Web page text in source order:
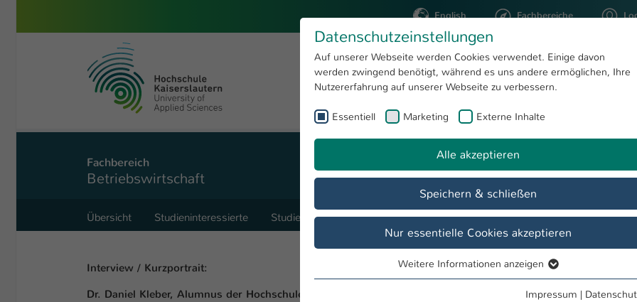
English Fachbereiche
Hochschule Kaiserslautern
STUDIUM FORSCHUNG
Sie sind hier:
Betriebswirtschaft Interview Daniel Kleber
Fachbereich
Betriebswirtschaft
Übersicht Studieninteressierte Studierende Team Termine & Events Aktuelles Aktivitäten
Interview / Kurzportrait:
Dr. Daniel Kleber, Alumnus der Hochschule Kaiserslautern
Datenschutzeinstellungen
Auf unserer Webseite werden Cookies verwendet. Einige davon
werden zwingend benötigt, während es uns andere ermöglichen, Ihre
Nutzererfahrung auf unserer Webseite zu verbessern.
Essentiell Marketing Externe Inhalte
Alle akzeptieren
Speichern & schließen
Nur essentielle Cookies akzeptieren
Essentielle Cookies werden für grundlegende Funktionen der
Weitere Informationen anzeigen
Impressum |